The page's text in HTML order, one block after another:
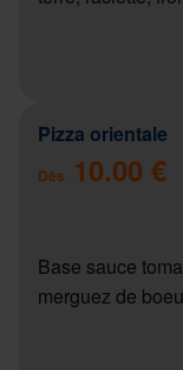
Pizza orientale
Dès 10.00 €
Base sauce
merguez de